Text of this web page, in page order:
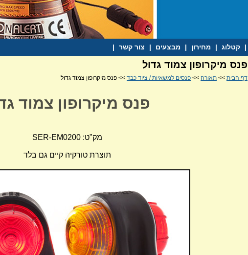
| קטלוג | מחירון | מבצעים | צור קשר |
פנס מיקרופון צמוד גדול
דף הבית >> תאורה >> פנסים למשאיות / ציוד כבד >> פנס מיקרופון צמוד גדול
פנס מיקרופון צמוד
מק"ט: SER-EM0200
תוצרת טורקיה קיים גם בלד